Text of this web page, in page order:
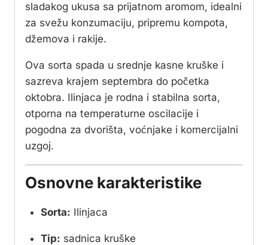
sladakog ukusa sa prijatnom aromom, idealni
za svežu konzumaciju, pripremu kompota,
džemova i rakije.
Ova sorta spada u srednje kasne kruške i
sazreva krajem septembra do početka
oktobra. Ilinjaca je rodna i stabilna sorta,
otporna na temperaturne oscilacije i
pogodna za dvorišta, voćnjake i komercijalni
uzgoj.
Osnovne karakteristike
Sorta: Ilinjaca
Tip: sadnica kruške